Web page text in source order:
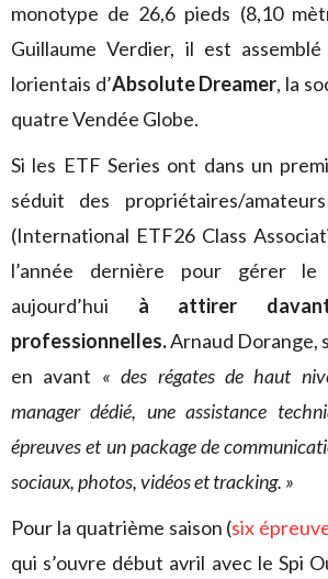
monotype de 26,6 pieds (8,10
Guillaume Verdier, il est
lorientais d’Absolute Dreamer, la
quatre Vendée Globe.
Si les ETF Series ont dans un
séduit des propriétaires/
(International ETF26 Class
l’année dernière pour gérer le
aujourd’hui à attirer
professionnelles.Arnaud Dorange,
en avant « des régates de haut
manager dédié, une assistance
épreuves et un package de
sociaux, photos, vidéos et tracking. »
Pour la quatrième saison (six
qui s’ouvre début avril avec le Spi